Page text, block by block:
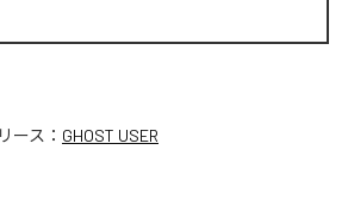
ース： GHOST USER